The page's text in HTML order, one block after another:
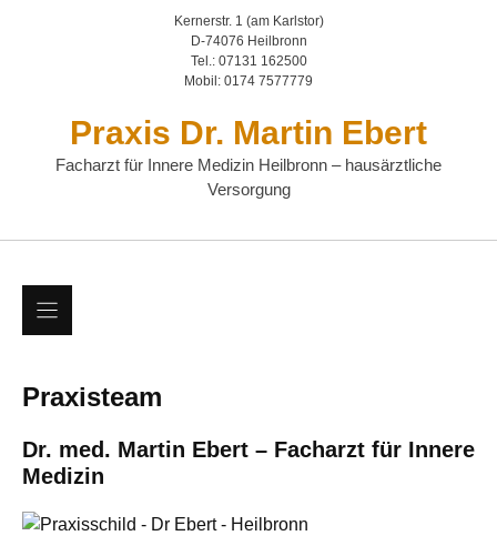
Kernerstr. 1 (am Karlstor)
D-74076 Heilbronn
Tel.: 07131 162500
Mobil: 0174 7577779
Praxis Dr. Martin Ebert
Facharzt für Innere Medizin Heilbronn – hausärztliche
Versorgung
Praxisteam
Dr. med. Martin Ebert – Facharzt für Innere
Medizin